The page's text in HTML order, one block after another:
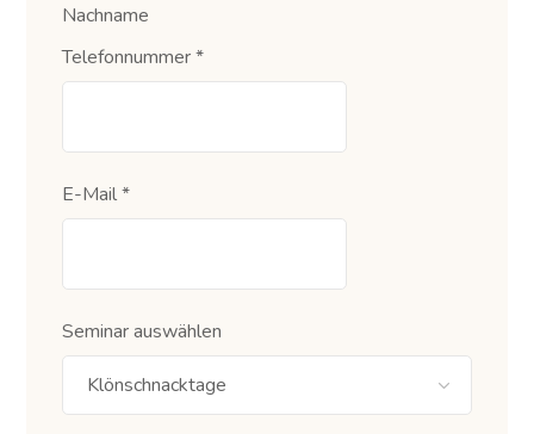
Nachname
Telefonnummer*
E-Mail*
Seminar auswählen